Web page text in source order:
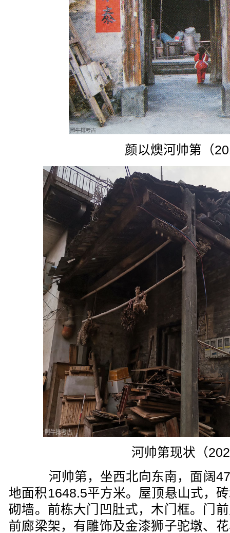
颜以燠河帅第（
河帅第现状（
河帅第，坐西北向东南，面阔
地面积1648.5平方米。屋顶悬山式，
砌墙。前栋大门凹肚式，木门框。门
前廊梁架，有雕饰及金漆狮子驼墩、